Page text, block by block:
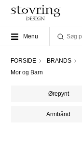
Menu
FORSIDE BRANDS
Mor og Barn
Ørepynt
Armbånd